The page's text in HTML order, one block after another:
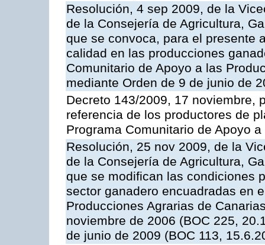
Resolución, 4 sep 2009, de la
de la Consejería de Agricultura,
que se convoca, para el presente
calidad en las producciones
Comunitario de Apoyo a las
mediante Orden de 9 de junio de
Decreto 143/2009, 17 noviembre,
referencia de los productores de
Programa Comunitario de Apoyo
Resolución, 25 nov 2009, de la
de la Consejería de Agricultura,
que se modifican las condiciones
sector ganadero encuadradas en
Producciones Agrarias de
noviembre de 2006 (BOC 225,
de junio de 2009 (BOC 113,